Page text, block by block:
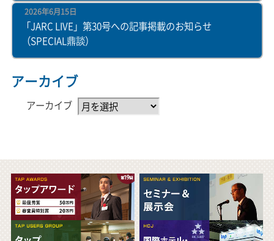
「JARC LIVE」第30号への記事掲載のお知らせ
（SPECIAL鼎談）
2026年6月15日
アーカイブ
アーカイブ